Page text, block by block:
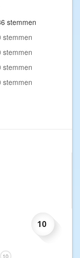
stemmen
stemmen
stemmen
stemmen
stemmen
10
10